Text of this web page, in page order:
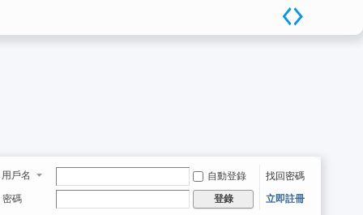
用戶名 自動登錄
找回密碼
密碼
登錄 立即註冊